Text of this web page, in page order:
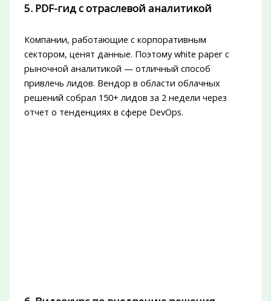
5. PDF-гид с отраслевой аналитикой
Компании, работающие с корпоративным
сектором, ценят данные. Поэтому white paper с
рыночной аналитикой — отличный способ
привлечь лидов. Вендор в области облачных
решений собрал 150+ лидов за 2 недели через
отчет о тенденциях в сфере DevOps.